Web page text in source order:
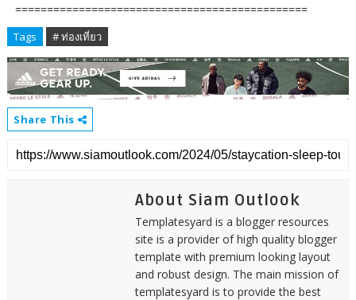
==============================================
Tags # ท่องเที่ยว
Share This
About Siam Outlook
Templatesyard is a blogger resources
site is a provider of high quality blogger
template with premium looking layout
and robust design. The main mission of
templatesyard is to provide the best